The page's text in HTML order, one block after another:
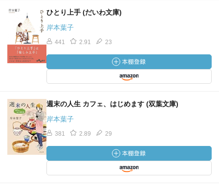
ひとり上手 (だいわ文庫)
岸本葉子
441 2.91 23
週末の人生 カフェ、はじめます (双葉文庫)
岸本葉子
381 2.89 29